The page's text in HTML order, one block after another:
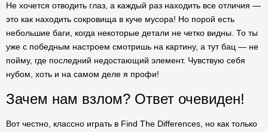
Не хочется отводить глаз, а каждый раз находить все отличия —
это как находить сокровища в куче мусора! Но порой есть
небольшие баги, когда некоторые детали не четко видны. То ты
уже с победным настроем смотришь на картину, а тут бац — не
пойму, где последний недостающий элемент. Чувствую себя
нубом, хоть и на самом деле я профи!
Зачем нам взлом? Ответ очевиден!
Вот честно, классно играть в Find The Differences, но как только